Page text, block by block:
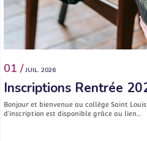
01 / JUIL. 2026
Inscriptions Rentrée
Bonjour et bienvenue au collège Saint
d’inscription est disponible grâce au lien…